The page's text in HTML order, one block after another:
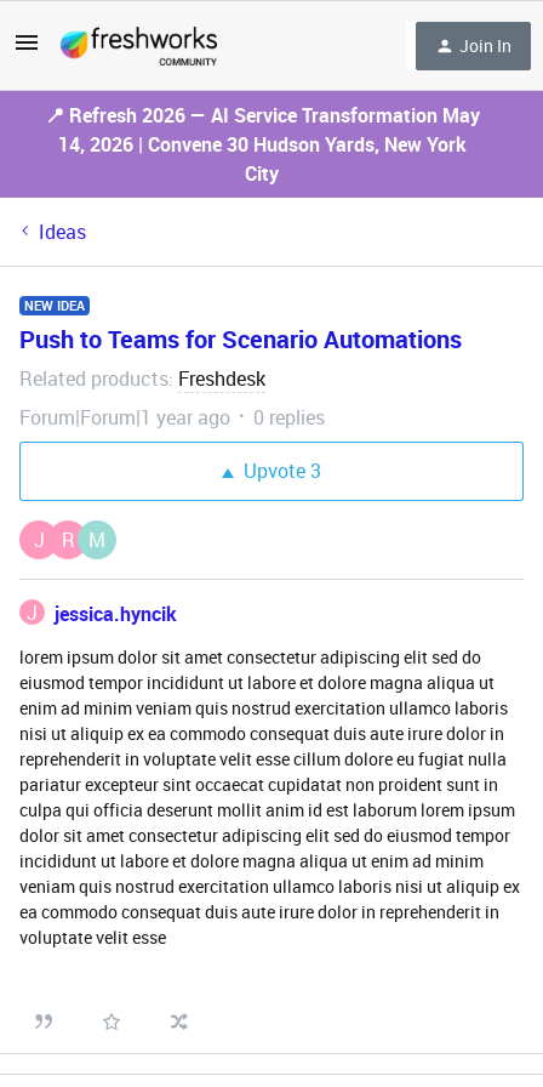
Join In
📍 Refresh 2026 — AI Service Transformation May
14, 2026 | Convene 30 Hudson Yards, New York
City
Ideas
NEW IDEA
Push to Teams for Scenario Automations
Related products: Freshdesk
Forum|Forum|1 year ago
0 replies
Upvote3
J R M
J jessica.hyncik
lorem ipsum dolor sit amet consectetur adipiscing elit sed do
eiusmod tempor incididunt ut labore et dolore magna aliqua ut
enim ad minim veniam quis nostrud exercitation ullamco laboris
nisi ut aliquip ex ea commodo consequat duis aute irure dolor in
reprehenderit in voluptate velit esse cillum dolore eu fugiat nulla
pariatur excepteur sint occaecat cupidatat non proident sunt in
culpa qui officia deserunt mollit anim id est laborum lorem ipsum
dolor sit amet consectetur adipiscing elit sed do eiusmod tempor
incididunt ut labore et dolore magna aliqua ut enim ad minim
veniam quis nostrud exercitation ullamco laboris nisi ut aliquip ex
ea commodo consequat duis aute irure dolor in reprehenderit in
voluptate velit esse